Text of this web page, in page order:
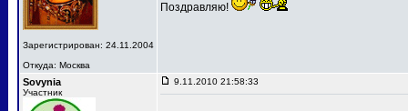
Зарегистрирован: 24.11.2004
Откуда: Москва
Поздравляю!
Sovynia
Участник
9.11.2010 21:58:33